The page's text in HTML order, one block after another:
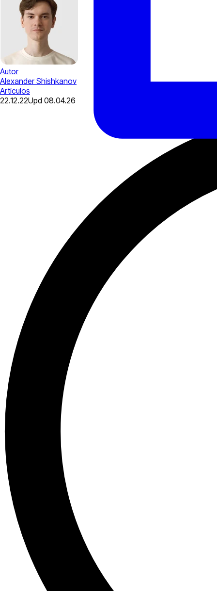
Autor
Alexander Shishkanov
Artículos
22.12.22Upd 08.04.26